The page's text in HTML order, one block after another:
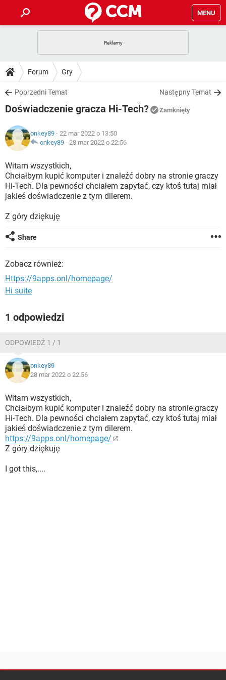
MENU
GRY
SPOTIFY
INSTAGRAM FACEBOOK
WINDOWS 10
PORADY
PlayStation
INSTAGRAM
WINDOWS 10
DO POBRANIA
ANDROID TIKTOK
GRY
IOS NETFLIX
INSTAGRAM
WINDOWS 10
COVID-19
GRY
SPOTIFY
INSTAGRAM FACEBOOK
ARTYKUŁY
COVID-19
GRY WHATSAPP
SPOTIFY NETFLIX
INSTAGRAM
WINDOWS 10
Forum Gry
Poprzedni Temat Następny Temat
Doświadczenie gracza Hi-Tech? Zamknięty
onkey89 - 22 mar 2022 o 13:50
onkey89 - 28 mar 2022 o 22:56
Witam wszystkich,
Chciałbym kupić komputer i znaleźć dobry na stronie graczy
Hi-Tech. Dla pewności chciałem zapytać, czy ktoś tutaj miał
jakieś doświadczenie z tym dilerem.
Z góry dziękuję
Share
Zobacz również:
Https://9apps.onl/homepage/
Hi suite
1 odpowiedzi
ODPOWIEDŹ 1 / 1
onkey89
28 mar 2022 o 22:56
Witam wszystkich,
Chciałbym kupić komputer i znaleźć dobry na stronie graczy
Hi-Tech. Dla pewności chciałem zapytać, czy ktoś tutaj miał
jakieś doświadczenie z tym dilerem.
https://9apps.onl/homepage/
Z góry dziękuję
I got this,....